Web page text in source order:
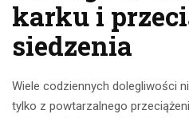
karku i
siedzenia
Wiele codziennych dolegliwości
tylko z powtarzalnego